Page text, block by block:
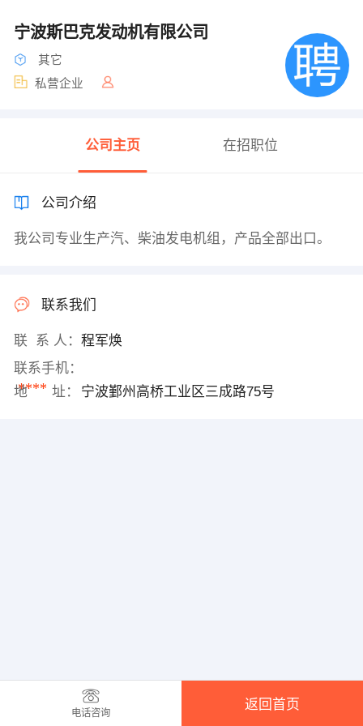
宁波斯巴克发动机有限公司
其它
私营企业
公司主页 在招职位
公司介绍
我公司专业生产汽、柴油发电机组，产品全部出口。
联系我们
联 系 人： 程军焕
联系手机：
****
地 址： 宁波鄞州高桥工业区三成路75号
电话咨询
返回首页